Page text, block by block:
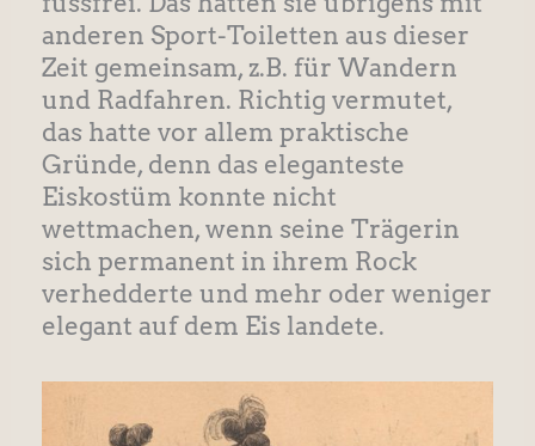
anderen Sport-Toiletten aus dieser
Zeit gemeinsam, z.B. für Wandern
und Radfahren. Richtig vermutet,
das hatte vor allem praktische
Gründe, denn das eleganteste
Eiskostüm konnte nicht
wettmachen, wenn seine Trägerin
sich permanent in ihrem Rock
verhedderte und mehr oder weniger
elegant auf dem Eis landete.